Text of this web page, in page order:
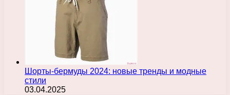
Шорты-бермуды 2024: новые тренды и модные
стили
03.04.2025